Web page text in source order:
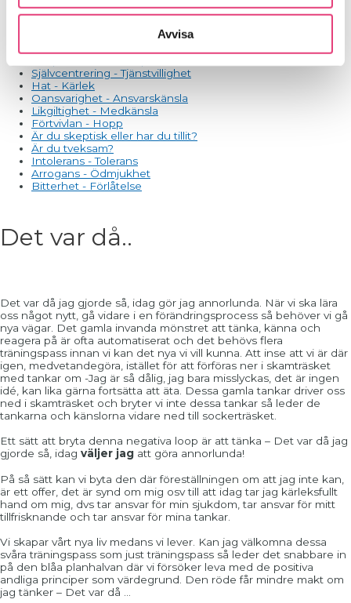
Avvisa
Morgonmeditation
Avundsjuka - Uppskattning
Självcentrering - Tjänstvillighet
Hat - Kärlek
Oansvarighet - Ansvarskänsla
Likgiltighet - Medkänsla
Förtvivlan - Hopp
Är du skeptisk eller har du tillit?
Är du tveksam?
Intolerans - Tolerans
Arrogans - Ödmjukhet
Bitterhet - Förlåtelse
Det var då..
Det var då jag gjorde så, idag gör jag annorlunda. När vi ska lära
oss något nytt, gå vidare i en förändringsprocess så behöver vi gå
nya vägar. Det gamla invanda mönstret att tänka, känna och
reagera på är ofta automatiserat och det behövs flera
träningspass innan vi kan det nya vi vill kunna. Att inse att vi är där
igen, medvetandegöra, istället för att förföras ner i skamträsket
med tankar om -Jag är så dålig, jag bara misslyckas, det är ingen
idé, kan lika gärna fortsätta att äta. Dessa gamla tankar driver oss
ned i skamträsket och bryter vi inte dessa tankar så leder de
tankarna och känslorna vidare ned till sockerträsket.
Ett sätt att bryta denna negativa loop är att tänka – Det var då jag
gjorde så, idag väljer jag att göra annorlunda!
På så sätt kan vi byta den där föreställningen om att jag inte kan,
är ett offer, det är synd om mig osv till att idag tar jag kärleksfullt
hand om mig, dvs tar ansvar för min sjukdom, tar ansvar för mitt
tillfrisknande och tar ansvar för mina tankar.
Vi skapar vårt nya liv medans vi lever. Kan jag välkomna dessa
svåra träningspass som just träningspass så leder det snabbare in
på den blåa planhalvan där vi försöker leva med de positiva
andliga principer som värdegrund. Den röde får mindre makt om
jag tänker – Det var då …